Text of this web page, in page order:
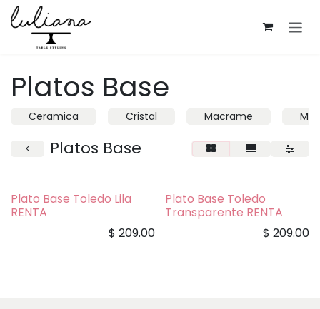
Ir al contenido
Platos Base
Ceramica Cristal Macrame
Platos Base
Plato Base Toledo Lila
RENTA
$ 209.00
Plato Base Toledo
Transparente RENTA
$ 209.00